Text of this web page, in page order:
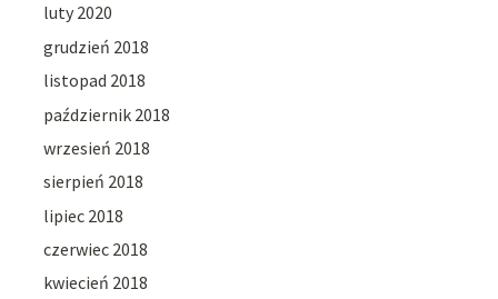
luty 2020
grudzień 2018
listopad 2018
październik 2018
wrzesień 2018
sierpień 2018
lipiec 2018
czerwiec 2018
kwiecień 2018